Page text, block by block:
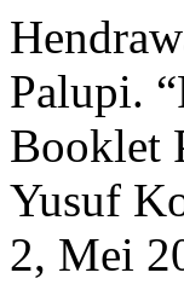
Palupi.
Booklet
Yusuf
2, Mei